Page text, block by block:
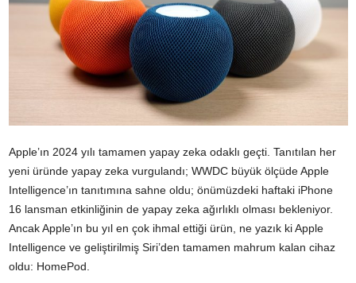
Apple’ın 2024 yılı tamamen yapay zeka odaklı geçti. Tanıtılan her
yeni üründe yapay zeka vurgulandı; WWDC büyük ölçüde Apple
Intelligence’ın tanıtımına sahne oldu; önümüzdeki haftaki iPhone
16 lansman etkinliğinin de yapay zeka ağırlıklı olması bekleniyor.
Ancak Apple’ın bu yıl en çok ihmal ettiği ürün, ne yazık ki Apple
Intelligence ve geliştirilmiş Siri’den tamamen mahrum kalan cihaz
oldu: HomePod.